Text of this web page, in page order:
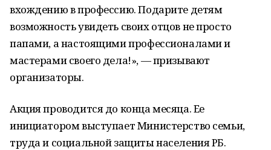
вхождению в профессию. Подарите детям
возможность увидеть своих отцов не просто
папами, а настоящими профессионалами и
мастерами своего дела!», — призывают
организаторы.
Акция проводится до конца месяца. Ее
инициатором выступает Министерство семьи,
труда и социальной защиты населения РБ.